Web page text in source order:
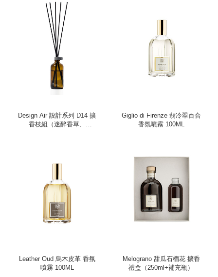
Design Air 設計系列 D14 擴
香枝組（迷醉香草、
Giglio di Firenze 翡冷翠百合
香氛噴霧 100ML
Leather Oud 烏木皮革 香氛
噴霧 100ML
Melograno 甜瓜石榴花 擴香
禮盒（250ml+補充瓶）